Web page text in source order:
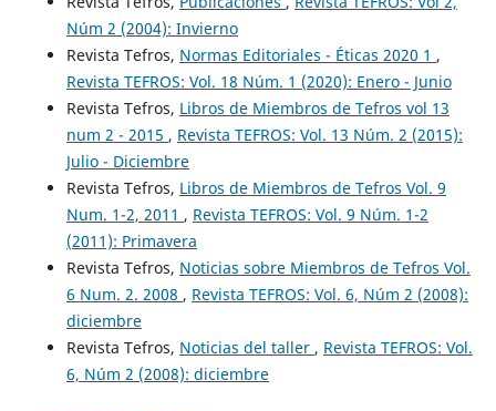
Núm 2 (2004): Invierno
Revista Tefros, Normas Editoriales - Éticas 2020 1 ,
Revista TEFROS: Vol. 18 Núm. 1 (2020): Enero - Junio
Revista Tefros, Libros de Miembros de Tefros vol 13
num 2 - 2015 , Revista TEFROS: Vol. 13 Núm. 2 (2015):
Julio - Diciembre
Revista Tefros, Libros de Miembros de Tefros Vol. 9
Num. 1-2, 2011 , Revista TEFROS: Vol. 9 Núm. 1-2
(2011): Primavera
Revista Tefros, Noticias sobre Miembros de Tefros Vol.
6 Num. 2. 2008 , Revista TEFROS: Vol. 6, Núm 2 (2008):
diciembre
Revista Tefros, Noticias del taller , Revista TEFROS: Vol.
6, Núm 2 (2008): diciembre